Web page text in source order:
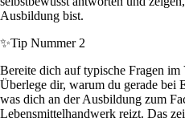
Ausbildung bist.
✨Tip Nummer 2
Bereite dich auf typische Fragen im
Überlege dir, warum du gerade bei
was dich an der Ausbildung zum
Lebensmittelhandwerk reizt. Das